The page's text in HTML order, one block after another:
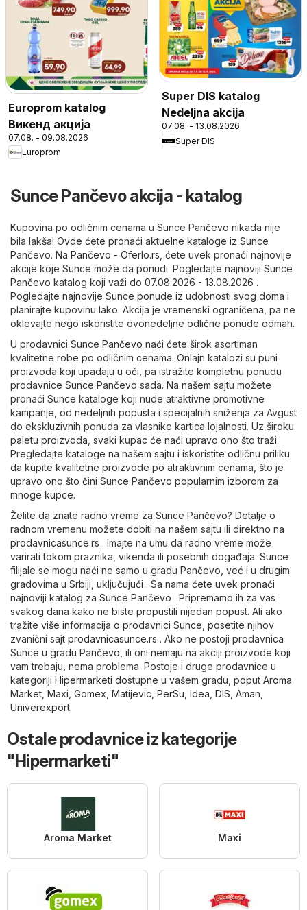
Europrom katalog
Викенд акција
07.08. - 09.08.2026
Europrom
Super DIS katalog
Nedeljna akcija
07.08. - 13.08.2026
Super DIS
Sunce Pančevo akcija - katalog
Kupovina po odličnim cenama u Sunce Pančevo nikada nije
bila lakša! Ovde ćete pronaći aktuelne kataloge iz Sunce
Pančevo. Na Pančevo - Oferlo.rs , ćete uvek pronaći najnovije
akcije koje Sunce može da ponudi. Pogledajte najnoviji Sunce
Pančevo katalog koji važi do 07.08.2026 - 13.08.2026 .
Pogledajte najnovije Sunce ponude iz udobnosti svog doma i
planirajte kupovinu lako. Akcija je vremenski ograničena, pa ne
oklevajte nego iskoristite ovonedeljne odlične ponude odmah.
U prodavnici Sunce Pančevo naći ćete širok asortiman
kvalitetne robe po odličnim cenama. Onlajn katalozi su puni
proizvoda koji upadaju u oči, pa istražite kompletnu ponudu
prodavnice Sunce Pančevo sada. Na našem sajtu možete
pronaći Sunce kataloge koji nude atraktivne promotivne
kampanje, od nedeljnih popusta i specijalnih sniženja za Avgust
do ekskluzivnih ponuda za vlasnike kartica lojalnosti. Uz široku
paletu proizvoda, svaki kupac će naći upravo ono što traži.
Pregledajte kataloge na našem sajtu i iskoristite odličnu priliku
da kupite kvalitetne proizvode po atraktivnim cenama, što je
upravo ono što čini Sunce Pančevo popularnim izborom za
mnoge kupce.
Želite da znate radno vreme za Sunce Pančevo? Detalje o
radnom vremenu možete dobiti na našem sajtu ili direktno na
prodavnicasunce.rs . Imajte na umu da radno vreme može
varirati tokom praznika, vikenda ili posebnih događaja. Sunce
filijale se mogu naći ne samo u gradu Pančevo, već i u drugim
gradovima u Srbiji, uključujući . Sa nama ćete uvek pronaći
najnoviji katalog za Sunce Pančevo . Pripremamo ih za vas
svakog dana kako ne biste propustili nijedan popust. Ali ako
tražite više informacija o prodavnici Sunce, posetite njihov
zvanični sajt prodavnicasunce.rs . Ako ne postoji prodavnica
Sunce u gradu Pančevo, ili oni nemaju na akciji proizvode koji
vam trebaju, nema problema. Postoje i druge prodavnice u
kategoriji Hipermarketi dostupne u vašem gradu, poput Aroma
Market Maxi Gomex Matijevic PerSu Idea DIS Aman
Univerexport.
Ostale prodavnice iz kategorije
"Hipermarketi"
Aroma Market Maxi